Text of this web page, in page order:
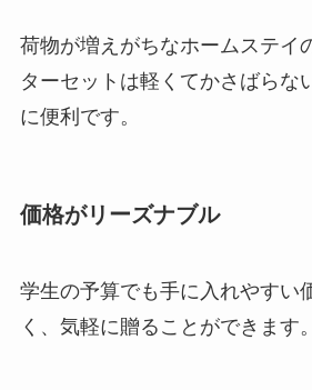
荷物が増えがちなホームステイ
ターセットは軽くてかさばらな
に便利です。
価格がリーズナブル
学生の予算でも手に入れやすい
く、気軽に贈ることができます。